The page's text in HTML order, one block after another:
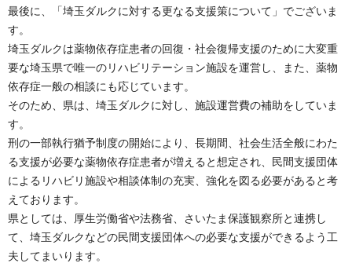
最後に、「埼玉ダルクに対する更なる支援策について」でございま
す。
埼玉ダルクは薬物依存症患者の回復・社会復帰支援のために大変重
要な埼玉県で唯一のリハビリテーション施設を運営し、また、薬物
依存症一般の相談にも応じています。
そのため、県は、埼玉ダルクに対し、施設運営費の補助をしていま
す。
刑の一部執行猶予制度の開始により、長期間、社会生活全般にわた
る支援が必要な薬物依存症患者が増えると想定され、民間支援団体
によるリハビリ施設や相談体制の充実、強化を図る必要があると考
えております。
県としては、厚生労働省や法務省、さいたま保護観察所と連携し
て、埼玉ダルクなどの民間支援団体への必要な支援ができるよう工
夫してまいります。